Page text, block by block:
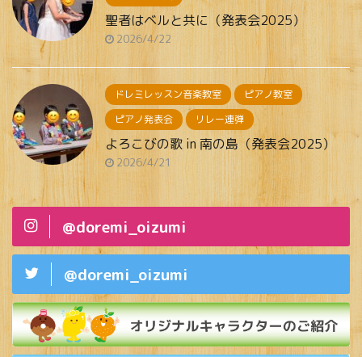
聖者はベルと共に（発表会2025）
2026/4/22
ドレミレッスン音楽教室
ピアノ教室
ピアノ発表会
リレー連弾
よろこびの歌 in 南の島（発表会2025）
2026/4/21
@doremi_oizumi
@doremi_oizumi